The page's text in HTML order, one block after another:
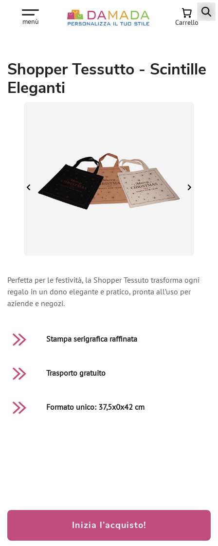
menù Carrello
Shopper Tessutto - Scintille
Eleganti
Perfetta per le festività, la Shopper Tessuto trasforma ogni
regalo in un dono elegante e pratico, pronta all’uso per
aziende e negozi.
Stampa serigrafica raffinata
Trasporto gratuito
Formato unico: 37,5x0x42 cm
Inizia l’acquisto!